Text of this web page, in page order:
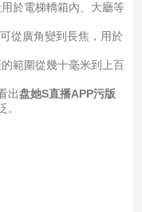
於電梯轎箱內、大廳等
從廣角變到長焦，用於
範圍從幾十毫米到上百
出盘她S直播APP污版